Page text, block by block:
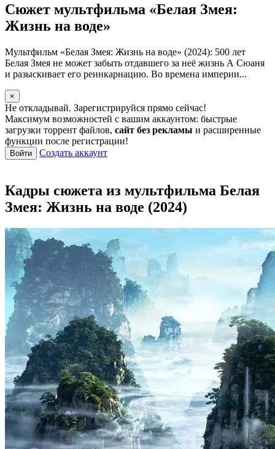
Сюжет мультфильма «Белая Змея:
Жизнь на воде»
Мультфильм «Белая Змея: Жизнь на воде» (2024): 500 лет
Белая Змея не может забыть отдавшего за неё жизнь А Сюаня
и разыскивает его реинкарнацию. Во времена империи...
×
Не откладывай. Зарегистрируйся прямо сейчас!
Максимум возможностей с вашим аккаунтом: быстрые
загрузки торрент файлов, сайт без рекламы и расширенные
функции после регистрации!
Войти Создать аккаунт
Кадры сюжета из мультфильма Белая
Змея: Жизнь на воде (2024)